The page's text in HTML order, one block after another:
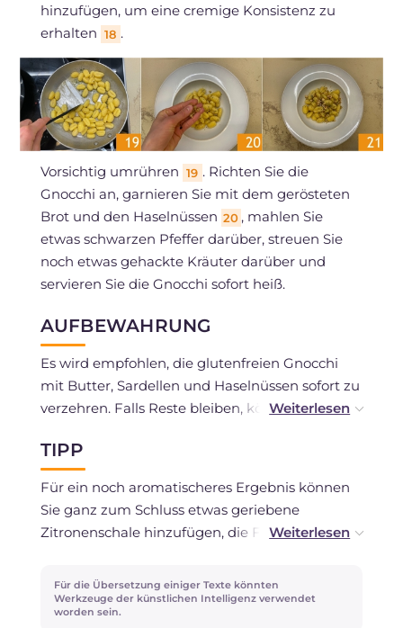
hinzufügen, um eine cremige Konsistenz zu
erhalten 18 .
Vorsichtig umrühren 19 . Richten Sie die
Gnocchi an, garnieren Sie mit dem gerösteten
Brot und den Haselnüssen 20 , mahlen Sie
etwas schwarzen Pfeffer darüber, streuen Sie
noch etwas gehackte Kräuter darüber und
servieren Sie die Gnocchi sofort heiß.
AUFBEWAHRUNG
Es wird empfohlen, die glutenfreien Gnocchi
mit Butter, Sardellen und Haselnüssen sofort zu
verzehren. Falls Reste bleiben, können Sie sie in
für 1 Tag aufbewahren. Vor dem erneuten
Servieren in der Pfanne mit etwas Wasser oder
einem Stück Butter erwärmen. Das Einfrieren
wird nicht empfohlen.
TIPP
Für ein noch aromatischeres Ergebnis können
Sie ganz zum Schluss etwas geriebene
Zitronenschale hinzufügen, die Frische bringt
hervorhebt.
Für die Übersetzung einiger Texte könnten
Werkzeuge der künstlichen Intelligenz verwendet
worden sein.